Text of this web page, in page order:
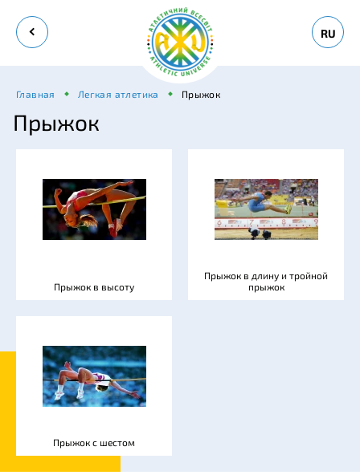
RU
Главная Легкая атлетика Прыжок
Прыжок
Прыжок в высоту
Прыжок в длину и тройной
прыжок
Прыжок с шестом